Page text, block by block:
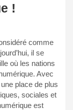
!
comme
il se
où les nations
Avec
place de plus
sociales et
est